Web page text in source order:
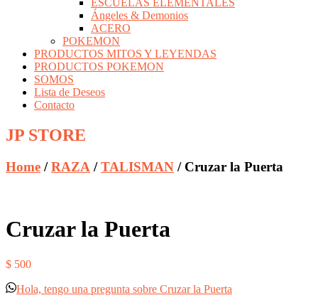
ESCUELAS ELEMENTALES
Ángeles & Demonios
ACERO
POKEMON
PRODUCTOS MITOS Y LEYENDAS
PRODUCTOS POKEMON
SOMOS
Lista de Deseos
Contacto
JP STORE
Home /RAZA /TALISMAN / Cruzar la Puerta
Cruzar la Puerta
$ 500
Hola, tengo una pregunta sobre Cruzar la Puerta